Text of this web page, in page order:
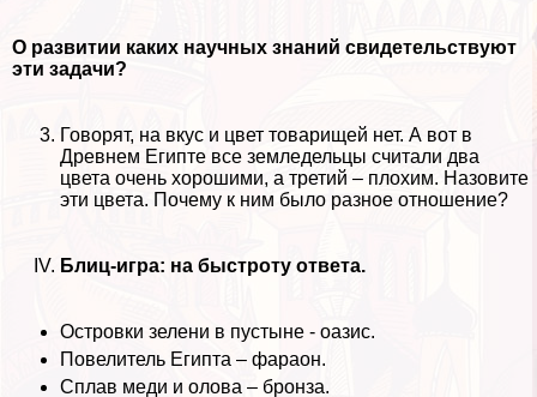
О развитии каких научных знаний свидетельствуют
эти задачи?
Говорят, на вкус и цвет товарищей нет. А вот в
Древнем Египте все земледельцы считали два
цвета очень хорошими, а третий – плохим. Назовите
эти цвета. Почему к ним было разное отношение?
Блиц-игра: на быстроту ответа.
Островки зелени в пустыне - оазис.
Повелитель Египта – фараон.
Сплав меди и олова – бронза.